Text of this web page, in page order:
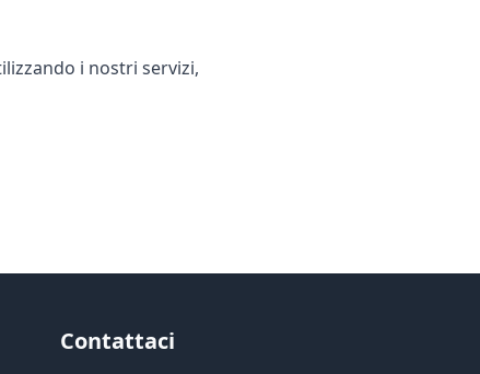
i nostri servizi,
Contattaci